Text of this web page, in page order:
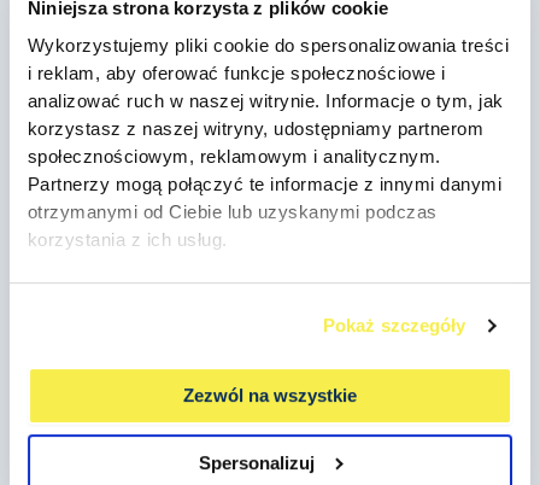
Niniejsza strona korzysta z plików cookie
Wykorzystujemy pliki cookie do spersonalizowania treści
i reklam, aby oferować funkcje społecznościowe i
analizować ruch w naszej witrynie. Informacje o tym, jak
korzystasz z naszej witryny, udostępniamy partnerom
społecznościowym, reklamowym i analitycznym.
Partnerzy mogą połączyć te informacje z innymi danymi
otrzymanymi od Ciebie lub uzyskanymi podczas
korzystania z ich usług.
Pokaż szczegóły
Zezwól na wszystkie
Spersonalizuj
Tomasz Pietrzak/2 grudnia, 2025
W dniu 2 grudnia 2025 r. nastąpiło bardzo ważne
wydarzenie dla każdego pracodawcy – Ministerstwo
Rodziny, Pracy i Polityki Społecznej